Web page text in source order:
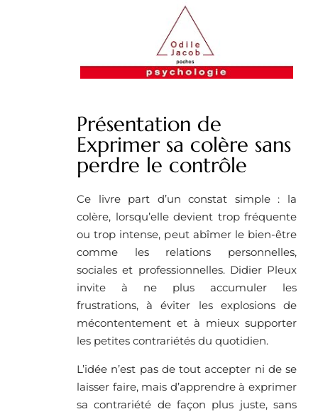
Présentation de
Exprimer sa colère sans
perdre le contrôle
Ce livre part d’un constat simple : la
colère, lorsqu’elle devient trop fréquente
ou trop intense, peut abîmer le bien-être
comme les relations personnelles,
sociales et professionnelles. Didier Pleux
invite à ne plus accumuler les
frustrations, à éviter les explosions de
mécontentement et à mieux supporter
les petites contrariétés du quotidien.
L’idée n’est pas de tout accepter ni de se
laisser faire, mais d’apprendre à exprimer
sa contrariété de façon plus juste, sans